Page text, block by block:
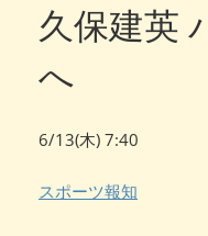
久保建英
へ
6/13(木) 7:40
スポーツ報知